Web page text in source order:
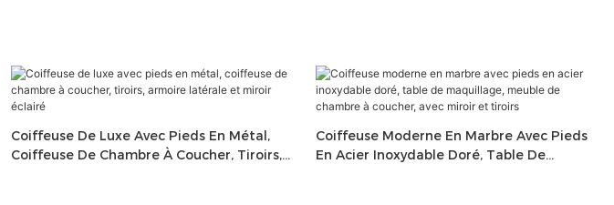
Coiffeuse De Luxe Avec Pieds En Métal,
Coiffeuse De Chambre À Coucher, Tiroirs,
Coiffeuse Moderne En Marbre Avec Pieds
En Acier Inoxydable Doré, Table De